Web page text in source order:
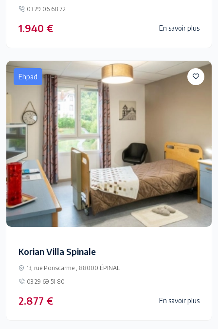
03 29 06 68 72
1.940 € En savoir plus
Ehpad
Korian Villa Spinale
13, rue Ponscarme , 88000 ÉPINAL
03 29 69 51 80
2.877 € En savoir plus